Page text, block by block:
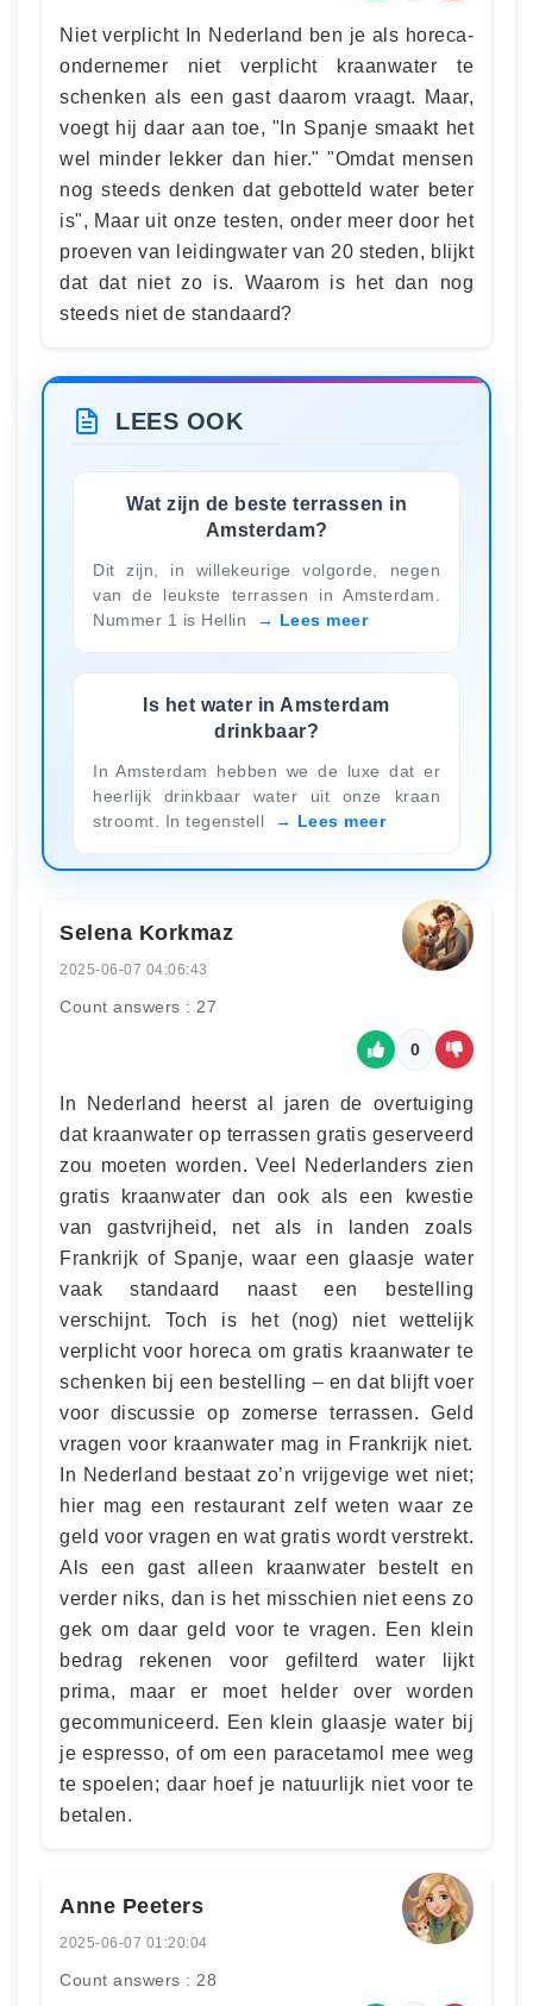
Niet verplicht In Nederland ben je als horeca-
ondernemer niet verplicht kraanwater te
schenken als een gast daarom vraagt. Maar,
voegt hij daar aan toe, "In Spanje smaakt het
wel minder lekker dan hier." "Omdat mensen
nog steeds denken dat gebotteld water beter
is", Maar uit onze testen, onder meer door het
proeven van leidingwater van 20 steden, blijkt
dat dat niet zo is. Waarom is het dan nog
steeds niet de standaard?
LEES OOK
Wat zijn de beste terrassen in
Amsterdam?
Dit zijn, in willekeurige volgorde, negen
van de leukste terrassen in Amsterdam.
Nummer 1 is Hellin
Lees meer
Is het water in Amsterdam
drinkbaar?
In Amsterdam hebben we de luxe dat er
heerlijk drinkbaar water uit onze kraan
stroomt. In tegenstell
Lees meer
Selena Korkmaz
2025-06-07 04:06:43
Count answers : 27
0
In Nederland heerst al jaren de overtuiging
dat kraanwater op terrassen gratis geserveerd
zou moeten worden. Veel Nederlanders zien
gratis kraanwater dan ook als een kwestie
van gastvrijheid, net als in landen zoals
Frankrijk of Spanje, waar een glaasje water
vaak standaard naast een bestelling
verschijnt. Toch is het (nog) niet wettelijk
verplicht voor horeca om gratis kraanwater te
schenken bij een bestelling – en dat blijft voer
voor discussie op zomerse terrassen. Geld
vragen voor kraanwater mag in Frankrijk niet.
In Nederland bestaat zo’n vrijgevige wet niet;
hier mag een restaurant zelf weten waar ze
geld voor vragen en wat gratis wordt verstrekt.
Als een gast alleen kraanwater bestelt en
verder niks, dan is het misschien niet eens zo
gek om daar geld voor te vragen. Een klein
bedrag rekenen voor gefilterd water lijkt
prima, maar er moet helder over worden
gecommuniceerd. Een klein glaasje water bij
je espresso, of om een paracetamol mee weg
te spoelen; daar hoef je natuurlijk niet voor te
betalen.
Anne Peeters
2025-06-07 01:20:04
Count answers : 28